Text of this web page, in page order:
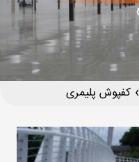
❯ کفپوش پلیمری